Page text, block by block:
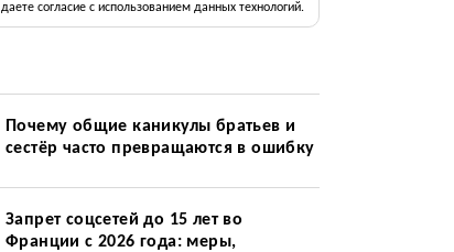
даете согласие с использованием данных технологий.
Почему общие каникулы братьев и
сестёр часто превращаются в ошибку
Запрет соцсетей до 15 лет во
Франции с 2026 года: меры,